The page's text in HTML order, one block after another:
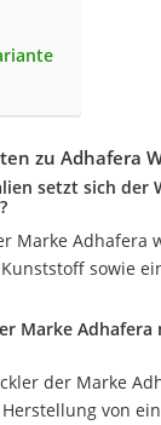
zu Adhafera
setzt sich der
Marke Adhafera
sowie
Marke
der Marke
von